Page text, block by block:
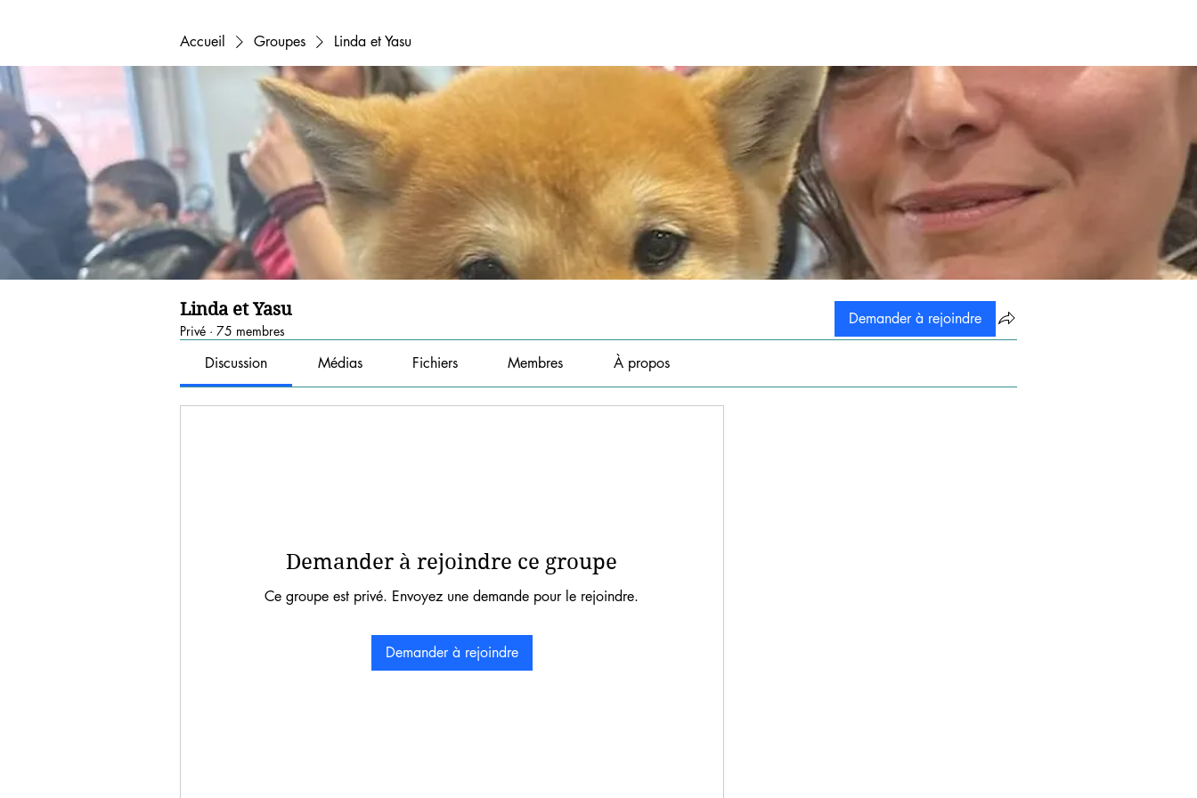
Accueil Groupes Linda et Yasu
Linda et Yasu
Privé · 75 membres
Demander à rejoindre
Discussion Médias Fichiers Membres À propos
Demander à rejoindre ce groupe
Ce groupe est privé. Envoyez une demande pour le rejoindre.
Demander à rejoindre